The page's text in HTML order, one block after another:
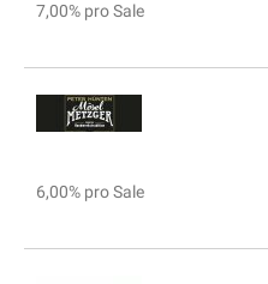
7,00% pro Sale
6,00% pro Sale